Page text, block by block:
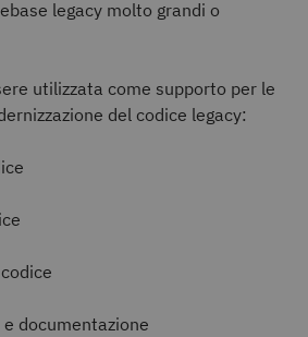
legacy molto grandi o
utilizzata come supporto per le
del codice legacy:
documentazione